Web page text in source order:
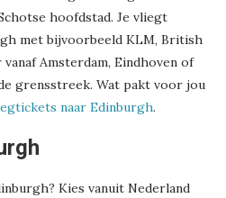
hoofdstad. Je vliegt
met bijvoorbeeld KLM, British
vanaf Amsterdam, Eindhoven of
grensstreek. Wat pakt voor jou
naar Edinburgh.
Kies vanuit Nederland